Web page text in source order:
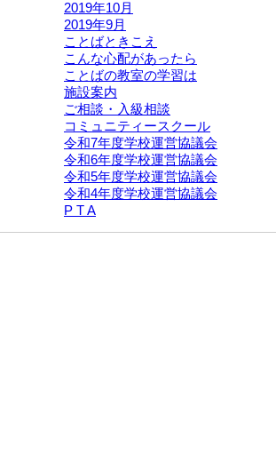
2019年10月
2019年9月
ことばときこえ
こんな心配があったら
ことばの教室の学習は
施設案内
ご相談・入級相談
コミュニティースクール
令和7年度学校運営協議会
令和6年度学校運営協議会
令和5年度学校運営協議会
令和4年度学校運営協議会
P T A